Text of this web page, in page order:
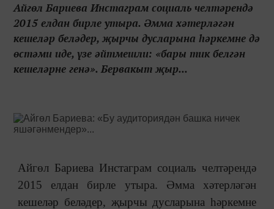
Айгөл Бариева Инстаграм социаль челтәрендә
2015 елдан бирле утыра. Әмма хәтерләгән
кешеләр беләдер, җырчы дусларына һәркемне дә
өстәми иде, үзе әйтмешли: «бары тик белгән
кешеләрне генә». Бервакыт җыр...
Айгөл Бариева Инстаграм социаль челтәрендә
2015 елдан бирле утыра. Әмма хәтерләгән
кешеләр беләдер, җырчы дусларына һәркемне